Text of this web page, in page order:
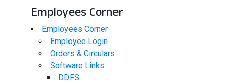
Employees Corner
Employees Corner
Employee Login
Orders & Circulars
Software Links
DDFS